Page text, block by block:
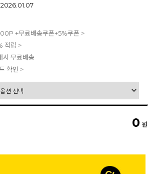
2026.01.07
+무료배송쿠폰+5%쿠폰 >
적립 >
시 무료배송
확인 >
0 원